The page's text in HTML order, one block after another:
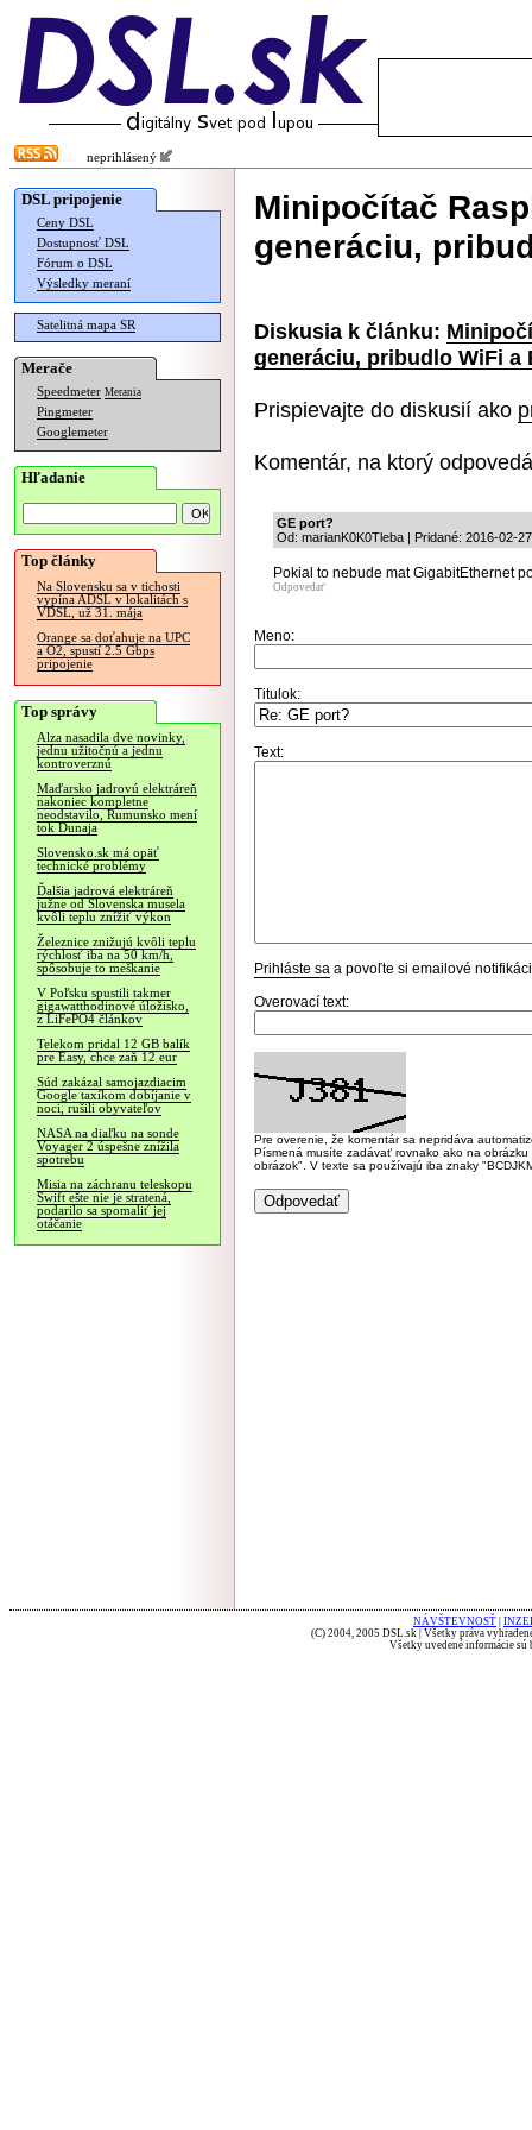
neprihlásený
DSL pripojenie
Ceny DSL
Dostupnosť DSL
Fórum o DSL
Výsledky meraní
Satelitná mapa SR
Merače
Speedmeter Merania
Pingmeter
Googlemeter
Hľadanie
Top články
Na Slovensku sa v tichosti
vypína ADSL v lokalitách s
VDSL, už 31. mája
Orange sa doťahuje na UPC
a O2, spustí 2.5 Gbps
pripojenie
Top správy
Alza nasadila dve novinky,
jednu užitočnú a jednu
kontroverznú
Maďarsko jadrovú elektráreň
nakoniec kompletne
neodstavilo, Rumunsko mení
tok Dunaja
Slovensko.sk má opäť
technické problémy
Ďalšia jadrová elektráreň
južne od Slovenska musela
kvôli teplu znížiť výkon
Železnice znižujú kvôli teplu
rýchlosť iba na 50 km/h,
spôsobuje to meškanie
V Poľsku spustili takmer
gigawatthodinové úložisko,
z LiFePO4 článkov
Telekom pridal 12 GB balík
pre Easy, chce zaň 12 eur
Súd zakázal samojazdiacim
Google taxíkom dobíjanie v
noci, rušili obyvateľov
NASA na diaľku na sonde
Voyager 2 úspešne znížila
spotrebu
Misia na záchranu teleskopu
Swift ešte nie je stratená,
podarilo sa spomaliť jej
otáčanie
Minipočítač
generáciu,
Diskusia k článku:
generáciu, pribudlo WiFi a
Prispievajte do diskusií ako
Komentár, na ktorý
GE port?
Od: marianK0K0Tleba | Pridané: 2016-02-
Pokial to nebude mat GigabitEthernet
Odpovedať
Meno:
Titulok:
Text:
Prihláste sa a povoľte si emailové
Overovací text:
Pre overenie, že komentár sa nepridáva
Písmená musíte zadávať rovnako ako na
obrázok". V texte sa používajú iba znaky
NÁVŠTEVNOSŤ
(C) 2004, 2005 DSL.sk | Všetky práva
Všetky uvedené informácie sú